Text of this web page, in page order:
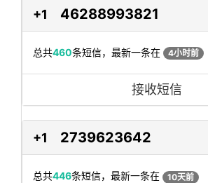
+1 46288993821
总共460条短信，最新一条在 4小时前
接收短信
+1 2739623642
总共446条短信，最新一条在 10天前